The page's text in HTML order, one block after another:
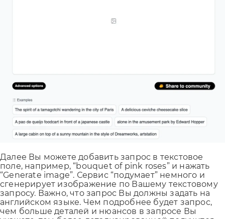
Далее Вы можете добавить запрос в текстовое
поле, например, “bouquet of pink roses” и нажать
“Generate image”. Сервис “подумает” немного и
сгенерирует изображение по Вашему текстовому
запросу. Важно, что запрос Вы должны задать на
английском языке. Чем подробнее будет запрос,
чем больше деталей и нюансов в запросе Вы